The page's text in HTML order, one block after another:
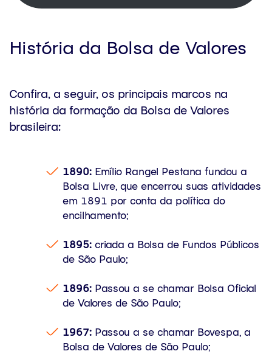
História da Bolsa de Valores
Confira, a seguir, os principais marcos na
história da formação da Bolsa de Valores
brasileira:
1890: Emílio Rangel Pestana fundou a
Bolsa Livre, que encerrou suas atividades
em 1891 por conta da política do
encilhamento;
1895: criada a Bolsa de Fundos Públicos
de São Paulo;
1896: Passou a se chamar Bolsa Oficial
de Valores de São Paulo;
1967: Passou a se chamar Bovespa, a
Bolsa de Valores de São Paulo;